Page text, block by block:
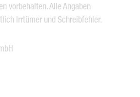
vorbehalten. Alle Angaben
Irrtümer und Schreibfehler.